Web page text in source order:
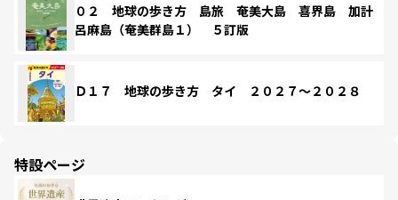
０２ 地球の歩き方 島旅 奄美大島 喜界島 加計
呂麻島（奄美群島１） ５訂版
Ｄ１７ 地球の歩き方 タイ ２０２７～２０２８
特設ページ